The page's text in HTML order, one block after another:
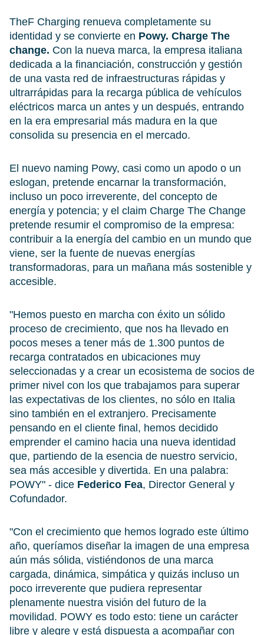
TheF Charging renueva completamente su
identidad y se convierte en Powy. Charge The
change. Con la nueva marca, la empresa italiana
dedicada a la financiación, construcción y gestión
de una vasta red de infraestructuras rápidas y
ultrarrápidas para la recarga pública de vehículos
eléctricos marca un antes y un después, entrando
en la era empresarial más madura en la que
consolida su presencia en el mercado.
El nuevo naming Powy, casi como un apodo o un
eslogan, pretende encarnar la transformación,
incluso un poco irreverente, del concepto de
energía y potencia; y el claim Charge The Change
pretende resumir el compromiso de la empresa:
contribuir a la energía del cambio en un mundo que
viene, ser la fuente de nuevas energías
transformadoras, para un mañana más sostenible y
accesible.
"Hemos puesto en marcha con éxito un sólido
proceso de crecimiento, que nos ha llevado en
pocos meses a tener más de 1.300 puntos de
recarga contratados en ubicaciones muy
seleccionadas y a crear un ecosistema de socios de
primer nivel con los que trabajamos para superar
las expectativas de los clientes, no sólo en Italia
sino también en el extranjero. Precisamente
pensando en el cliente final, hemos decidido
emprender el camino hacia una nueva identidad
que, partiendo de la esencia de nuestro servicio,
sea más accesible y divertida. En una palabra:
POWY" - dice Federico Fea, Director General y
Cofundador.
"Con el crecimiento que hemos logrado este último
año, queríamos diseñar la imagen de una empresa
aún más sólida, vistiéndonos de una marca
cargada, dinámica, simpática y quizás incluso un
poco irreverente que pudiera representar
plenamente nuestra visión del futuro de la
movilidad. POWY es todo esto: tiene un carácter
libre y alegre y está dispuesta a acompañar con